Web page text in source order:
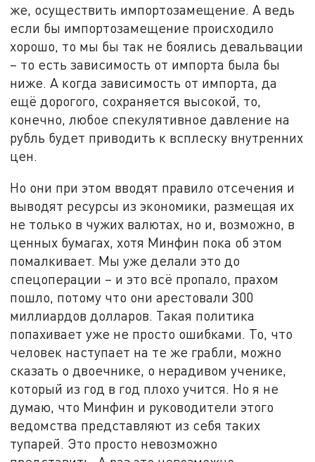
же, осуществить импортозамещение. А ведь
если бы импортозамещение происходило
хорошо, то мы бы так не боялись девальвации
– то есть зависимость от импорта была бы
ниже. А когда зависимость от импорта, да
ещё дорогого, сохраняется высокой, то,
конечно, любое спекулятивное давление на
рубль будет приводить к всплеску внутренних
цен.
Но они при этом вводят правило отсечения и
выводят ресурсы из экономики, размещая их
не только в чужих валютах, но и, возможно, в
ценных бумагах, хотя Минфин пока об этом
помалкивает. Мы уже делали это до
спецоперации – и это всё пропало, прахом
пошло, потому что они арестовали 300
миллиардов долларов. Такая политика
попахивает уже не просто ошибками. То, что
человек наступает на те же грабли, можно
сказать о двоечнике, о нерадивом ученике,
который из год в год плохо учится. Но я не
думаю, что Минфин и руководители этого
ведомства представляют из себя таких
тупарей. Это просто невозможно